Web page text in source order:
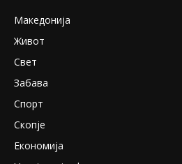
Македонија
Живот
Свет
Забава
Спорт
Скопје
Економија